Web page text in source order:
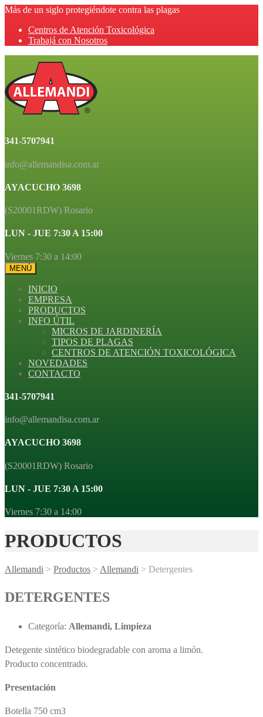
Más de un siglo protegiéndote contra las plagas
Centros de Atención Toxicológica
Trabajá con Nosotros
341-5707941
info@allemandisa.com.ar
AYACUCHO 3698
(S20001RDW) Rosario
LUN - JUE 7:30 A 15:00
Viernes 7:30 a 14:00
MENÚ
INICIO
EMPRESA
PRODUCTOS
INFO ÚTIL
MICROS DE JARDINERÍA
TIPOS DE PLAGAS
CENTROS DE ATENCIÓN TOXICOLÓGICA
NOVEDADES
CONTACTO
341-5707941
info@allemandisa.com.ar
AYACUCHO 3698
(S20001RDW) Rosario
LUN - JUE 7:30 A 15:00
Viernes 7:30 a 14:00
PRODUCTOS
Allemandi > Productos > Allemandi > Detergentes
DETERGENTES
Categoría: Allemandi, Limpieza
Detegente sintético biodegradable con aroma a limón.
Producto concentrado.
Presentación
Botella 750 cm3